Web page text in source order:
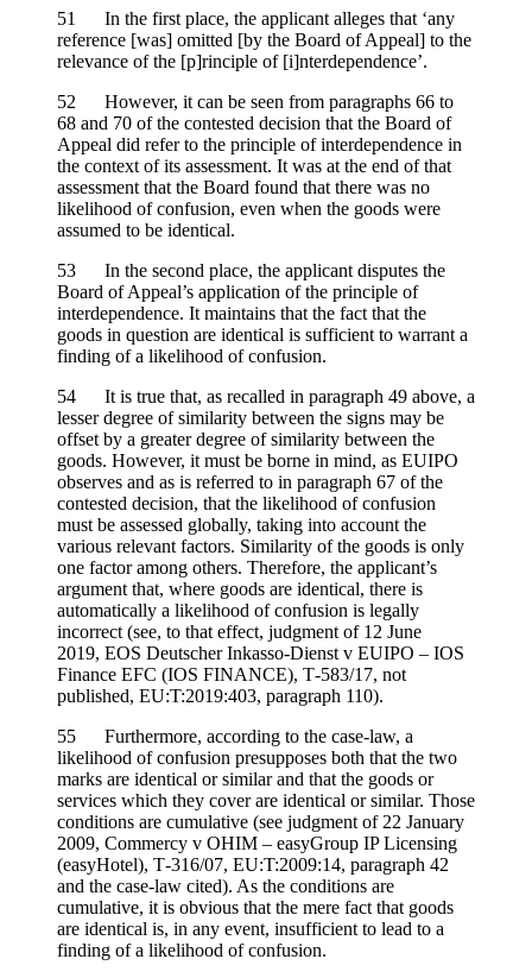
51 In the first place, the applicant alleges that ‘any
reference [was] omitted [by the Board of Appeal] to the
relevance of the [p]rinciple of [i]nterdependence’.
52 However, it can be seen from paragraphs 66 to
68 and 70 of the contested decision that the Board of
Appeal did refer to the principle of interdependence in
the context of its assessment. It was at the end of that
assessment that the Board found that there was no
likelihood of confusion, even when the goods were
assumed to be identical.
53 In the second place, the applicant disputes the
Board of Appeal’s application of the principle of
interdependence. It maintains that the fact that the
goods in question are identical is sufficient to warrant a
finding of a likelihood of confusion.
54 It is true that, as recalled in paragraph 49 above, a
lesser degree of similarity between the signs may be
offset by a greater degree of similarity between the
goods. However, it must be borne in mind, as EUIPO
observes and as is referred to in paragraph 67 of the
contested decision, that the likelihood of confusion
must be assessed globally, taking into account the
various relevant factors. Similarity of the goods is only
one factor among others. Therefore, the applicant’s
argument that, where goods are identical, there is
automatically a likelihood of confusion is legally
incorrect (see, to that effect, judgment of 12 June
2019, EOS Deutscher Inkasso-Dienst v EUIPO – IOS
Finance EFC (IOS FINANCE), T‑583/17, not
published, EU:T:2019:403, paragraph 110).
55 Furthermore, according to the case-law, a
likelihood of confusion presupposes both that the two
marks are identical or similar and that the goods or
services which they cover are identical or similar. Those
conditions are cumulative (see judgment of 22 January
2009, Commercy v OHIM – easyGroup IP Licensing
(easyHotel), T‑316/07, EU:T:2009:14, paragraph 42
and the case-law cited). As the conditions are
cumulative, it is obvious that the mere fact that goods
are identical is, in any event, insufficient to lead to a
finding of a likelihood of confusion.